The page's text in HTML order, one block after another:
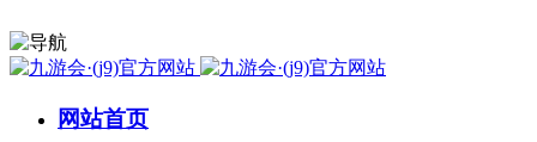
网站首页